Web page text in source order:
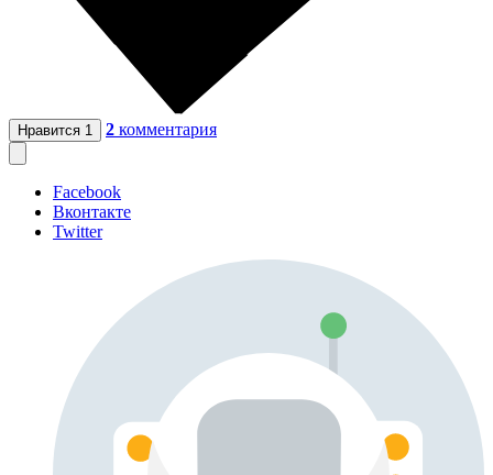
Нравится 1 2 комментария
Facebook
Вконтакте
Twitter